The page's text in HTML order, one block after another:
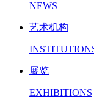
NEWS
艺术机构
展览
EXHIBITIONS